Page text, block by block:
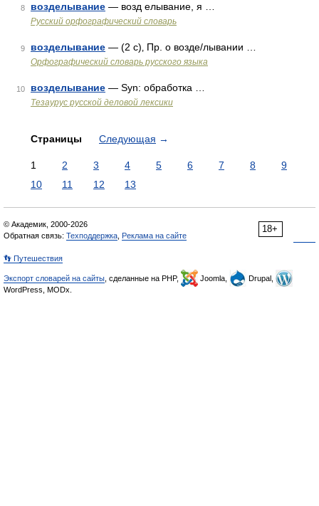
8 возделывание — возд елывание, я …
Русский орфографический словарь
9 возделывание — (2 с)‚ Пр. о возде/лывании …
Орфографический словарь русского языка
10 возделывание — Syn: обработка …
Тезаурус русской деловой лексики
Страницы Следующая →
1 2 3 4 5 6 7 8
9
10
11 12 13
18+
© Академик, 2000-2026
Обратная связь: Техподдержка Реклама на сайте
👣 Путешествия
Экспорт словарей на сайты , сделанные на PHP, Joomla,
Drupal,
WordPress, MODx.